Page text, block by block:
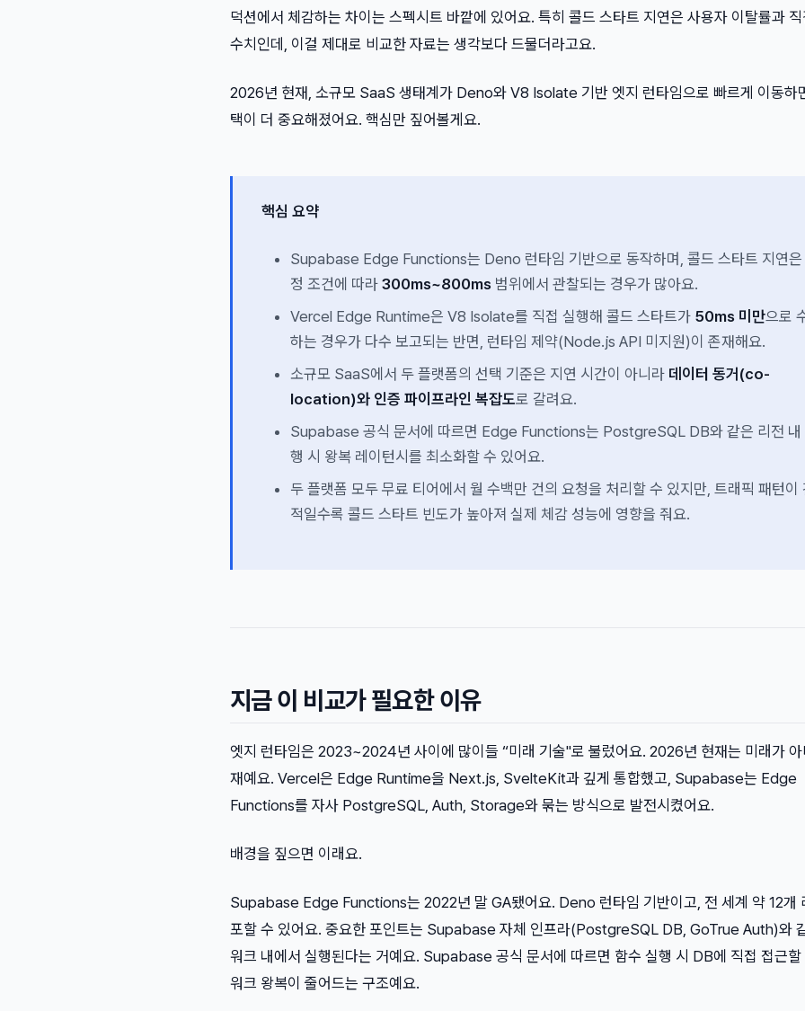
덕션에서 체감하는 차이는 스펙시트 바깥에 있어요. 특히 콜드 스타트 지연은 사용자 이탈률과
수치인데, 이걸 제대로 비교한 자료는 생각보다 드물더라고요.
2026년 현재, 소규모 SaaS 생태계가 Deno와 V8 Isolate 기반 엣지 런타임으로 빠르게 이동하
택이 더 중요해졌어요. 핵심만 짚어볼게요.
핵심 요약
Supabase Edge Functions는 Deno 런타임 기반으로 동작하며, 콜드 스타트 지연은
정 조건에 따라 300ms~800ms 범위에서 관찰되는 경우가 많아요.
Vercel Edge Runtime은 V8 Isolate를 직접 실행해 콜드 스타트가 50ms 미만으로
하는 경우가 다수 보고되는 반면, 런타임 제약(Node.js API 미지원)이 존재해요.
소규모 SaaS에서 두 플랫폼의 선택 기준은 지연 시간이 아니라 데이터 동거(co-
location)와 인증 파이프라인 복잡도로 갈려요.
Supabase 공식 문서에 따르면 Edge Functions는 PostgreSQL DB와 같은 리전 내
행 시 왕복 레이턴시를 최소화할 수 있어요.
두 플랫폼 모두 무료 티어에서 월 수백만 건의 요청을 처리할 수 있지만, 트래픽 패턴이
적일수록 콜드 스타트 빈도가 높아져 실제 체감 성능에 영향을 줘요.
지금 이 비교가 필요한 이유
엣지 런타임은 2023~2024년 사이에 많이들 “미래 기술"로 불렀어요. 2026년 현재는 미래가 아
재예요. Vercel은 Edge Runtime을 Next.js, SvelteKit과 깊게 통합했고, Supabase는 Edge
Functions를 자사 PostgreSQL, Auth, Storage와 묶는 방식으로 발전시켰어요.
배경을 짚으면 이래요.
Supabase Edge Functions는 2022년 말 GA됐어요. Deno 런타임 기반이고, 전 세계 약 12개
포할 수 있어요. 중요한 포인트는 Supabase 자체 인프라(PostgreSQL DB, GoTrue Auth)와
워크 내에서 실행된다는 거예요. Supabase 공식 문서에 따르면 함수 실행 시 DB에 직접 접근할
워크 왕복이 줄어드는 구조예요.